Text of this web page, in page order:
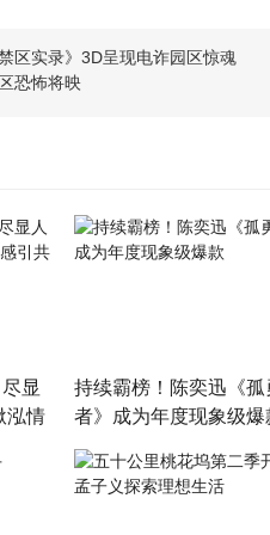
禁区实录》3D呈现电诈园区惊魂
恐怖将映
显
泓情
持续霸榜！陈奕迅《孤
者》成为年度现象级爆